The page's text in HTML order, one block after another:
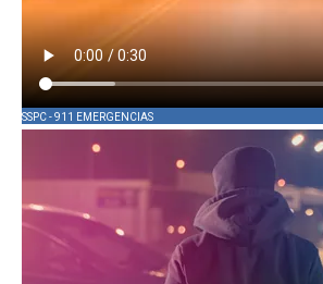
SSPC - 911 EMERGENCIAS